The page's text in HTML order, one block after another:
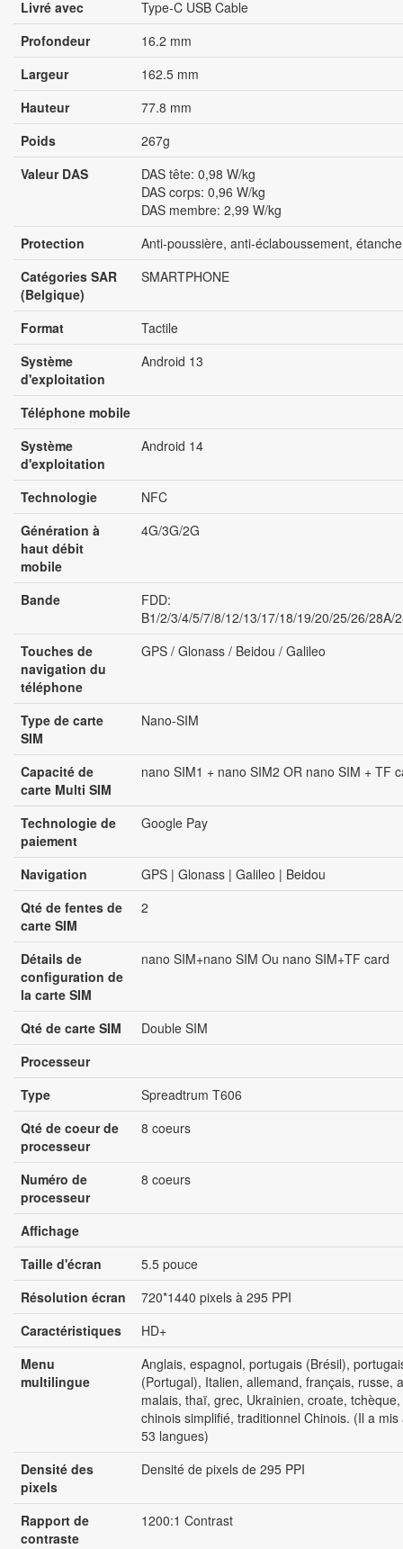
Livré avec
Type-C USB Cable
Profondeur
16.2 mm
Largeur
162.5 mm
Hauteur
77.8 mm
Poids
267g
Valeur DAS
DAS tête: 0,98 W/kg
DAS corps: 0,96 W/kg
DAS membre: 2,99 W/kg
Protection
Anti-poussière, anti-éclaboussement, étanche
Catégories SAR
(Belgique)
SMARTPHONE
Format
Tactile
Système
d'exploitation
Android 13
Téléphone mobile
Système
d'exploitation
Android 14
Technologie
NFC
Génération à
haut débit
mobile
4G/3G/2G
Bande
FDD:
B1/2/3/4/5/7/8/12/13/17/18/19/20/25/26/28A/
Touches de
navigation du
téléphone
GPS / Glonass / Beidou / Galileo
Type de carte
SIM
Nano-SIM
Capacité de
carte Multi SIM
nano SIM1 + nano SIM2 OR nano SIM + TF
Technologie de
paiement
Google Pay
Navigation
GPS | Glonass | Galileo | Beidou
Qté de fentes de
carte SIM
2
Détails de
configuration de
la carte SIM
nano SIM+nano SIM Ou nano SIM+TF card
Qté de carte SIM
Double SIM
Processeur
Type
Spreadtrum T606
Qté de coeur de
processeur
8 coeurs
Numéro de
processeur
8 coeurs
Affichage
Taille d'écran
5.5 pouce
Résolution écran
720*1440 pixels à 295 PPI
Caractéristiques
HD+
Menu
multilingue
Anglais, espagnol, portugais (Brésil),
(Portugal), Italien, allemand, français, russe,
malais, thaï, grec, Ukrainien, croate, tchèque,
chinois simplifié, traditionnel Chinois. (Il a mis
53 langues)
Densité des
pixels
Densité de pixels de 295 PPI
Rapport de
contraste
1200:1 Contrast